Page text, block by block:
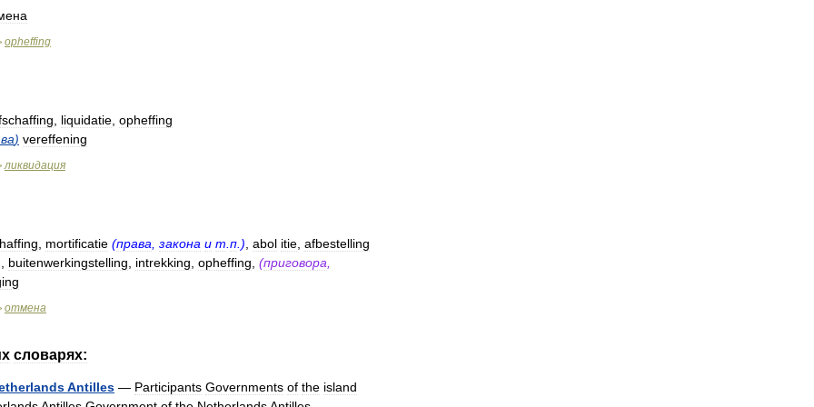
opheffing
liquidatie opheffing
) vereffening
ликвидация
mortificatie (права закона и т п .) abol itie afbestelling
buitenwerkingstelling intrekking opheffing (приговора
отмена
словарях:
Antilles — Participants Governments of the island